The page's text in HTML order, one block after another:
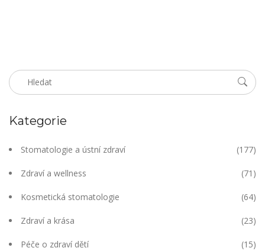
Kategorie
Stomatologie a ústní zdraví (177)
Zdraví a wellness (71)
Kosmetická stomatologie (64)
Zdraví a krása (23)
Péče o zdraví dětí (15)